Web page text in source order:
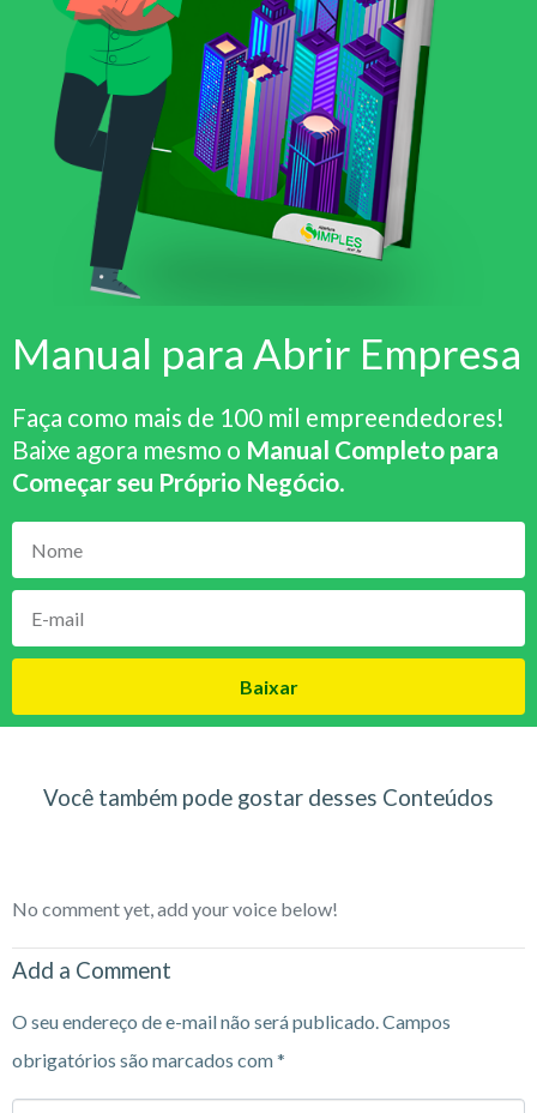
Manual para Abrir Empresa
Faça como mais de 100 mil empreendedores!
Baixe agora mesmo o Manual Completo para
Começar seu Próprio Negócio.
Baixar
Você também pode gostar desses Conteúdos
No comment yet, add your voice below!
Add a Comment
O seu endereço de e-mail não será publicado.Campos
obrigatórios são marcados com*